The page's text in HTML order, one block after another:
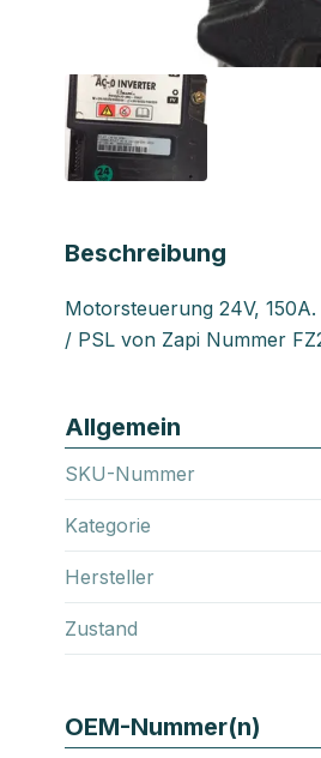
Beschreibung
Motorsteuerung 24V,
/ PSL von Zapi Nummer
Allgemein
SKU-Nummer
Kategorie
Hersteller
Zustand
OEM-Nummer(n)